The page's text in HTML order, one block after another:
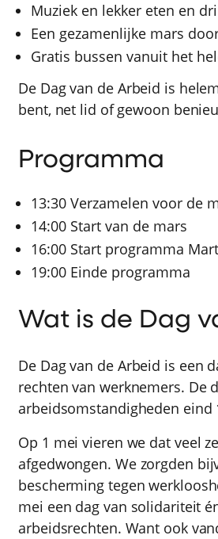
Muziek en lekker eten en
Een gezamenlijke mars
Gratis bussen vanuit het
De Dag van de Arbeid is
bent, net lid of gewoon
Programma
13:30 Verzamelen voor de
14:00 Start van de mars
16:00 Start programma
19:00 Einde programma
Wat is de Dag
De Dag van de Arbeid is een
rechten van werknemers. De
arbeidsomstandigheden eind
Op 1 mei vieren we dat veel
afgedwongen. We zorgden
bescherming tegen
mei een dag van solidariteit
arbeidsrechten. Want ook